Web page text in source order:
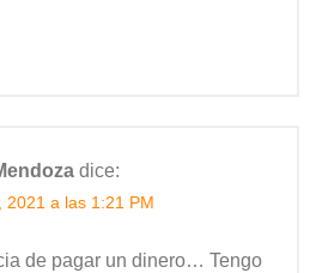
dice:
2021 a las 1:21 PM
de pagar un dinero… Tengo